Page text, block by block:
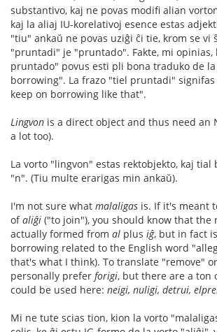
substantivo, kaj ne povas modifi alian
kaj la aliaj IU-korelativoj esence estas
"tiu" ankaŭ ne povas uziĝi ĉi tie, krom se vi
"pruntadi" je "pruntado". Fakte, mi opinias,
pruntado" povus esti pli bona traduko de
borrowing". La frazo "tiel pruntadi"
keep on borrowing like that".
Lingvon is a direct object and thus need an
a lot too).
La vorto "lingvon" estas rektobjekto, kaj tial
"n". (Tiu multe erarigas min ankaŭ).
I'm not sure what malaligas is. If it's meant
ofaliĝi ("to join"), you should know that the
actually formed from al plus iĝ, but in fact
borrowing related to the English word
that's what I think). To translate "remove"
personally prefer forigi, but there are a ton
could be used here: neigi, nuligi, detrui,
Mi ne tute scias tion, kion la vorto